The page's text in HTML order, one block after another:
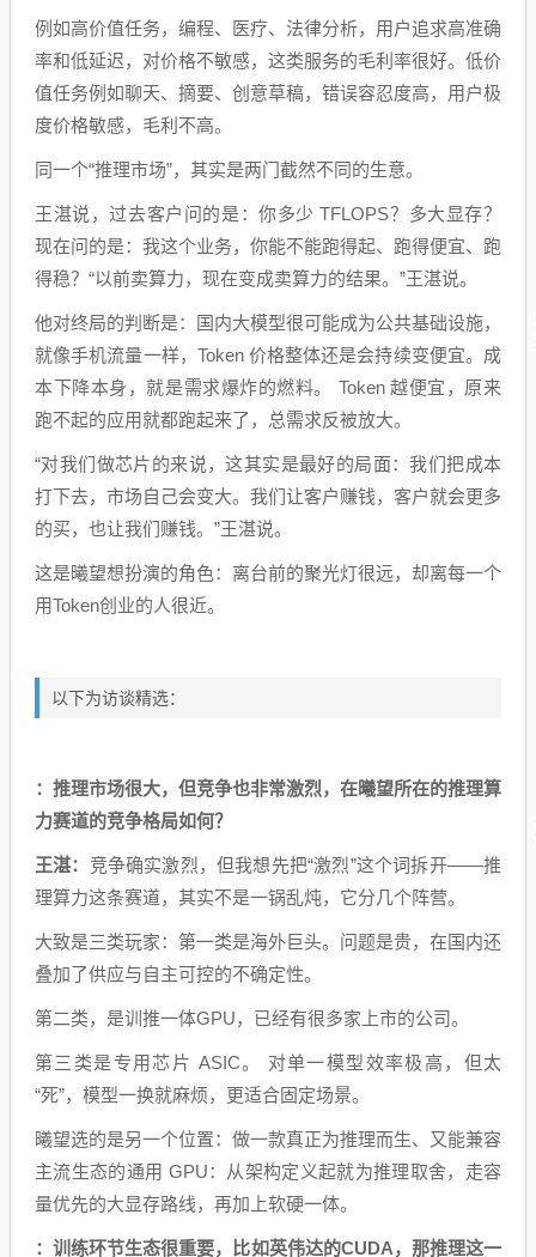
例如高价值任务，编程、医疗、法律分析，用户追求高准确
率和低延迟，对价格不敏感，这类服务的毛利率很好。低价
值任务例如聊天、摘要、创意草稿，错误容忍度高，用户极
度价格敏感，毛利不高。
同一个“推理市场”，其实是两门截然不同的生意。
王湛说，过去客户问的是：你多少 TFLOPS？多大显存？
现在问的是：我这个业务，你能不能跑得起、跑得便宜、跑
得稳？“以前卖算力，现在变成卖算力的结果。”王湛说。
他对终局的判断是：国内大模型很可能成为公共基础设施，
就像手机流量一样，Token 价格整体还是会持续变便宜。成
本下降本身，就是需求爆炸的燃料。 Token 越便宜，原来
跑不起的应用就都跑起来了，总需求反被放大。
“对我们做芯片的来说，这其实是最好的局面：我们把成本
打下去，市场自己会变大。我们让客户赚钱，客户就会更多
的买，也让我们赚钱。”王湛说。
这是曦望想扮演的角色：离台前的聚光灯很远，却离每一个
用Token创业的人很近。
以下为访谈精选：
：推理市场很大，但竞争也非常激烈，在曦望所在的推理算
力赛道的竞争格局如何？
王湛： 竞争确实激烈，但我想先把“激烈”这个词拆开——推
理算力这条赛道，其实不是一锅乱炖，它分几个阵营。
大致是三类玩家：第一类是海外巨头。问题是贵，在国内还
叠加了供应与自主可控的不确定性。
第二类，是训推一体GPU，已经有很多家上市的公司。
第三类是专用芯片 ASIC。 对单一模型效率极高，但太
“死”，模型一换就麻烦，更适合固定场景。
曦望选的是另一个位置：做一款真正为推理而生、又能兼容
主流生态的通用 GPU：从架构定义起就为推理取舍，走容
量优先的大显存路线，再加上软硬一体。
：训练环节生态很重要，比如英伟达的CUDA，那推理这一